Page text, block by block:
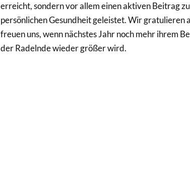
erreicht, sondern vor allem einen aktiven Beitrag
persönlichen Gesundheit geleistet. Wir gratulieren
freuen uns, wenn nächstes Jahr noch mehr ihrem
der Radelnde wieder größer wird.